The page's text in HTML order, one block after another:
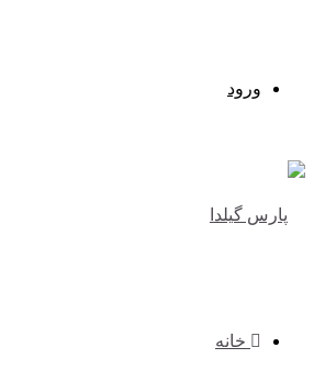
ورود
خانه